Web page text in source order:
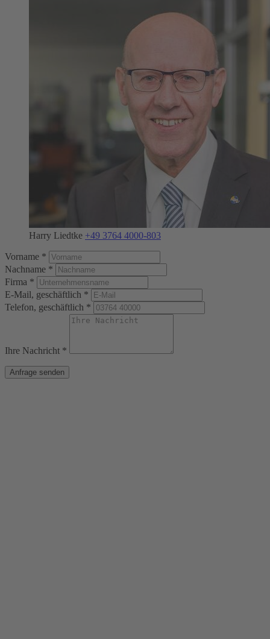
Harry Liedtke +49 3764 4000-803
Vorname *
Nachname *
Firma *
E-Mail, geschäftlich *
Telefon, geschäftlich *
Ihre Nachricht *
Anfrage senden